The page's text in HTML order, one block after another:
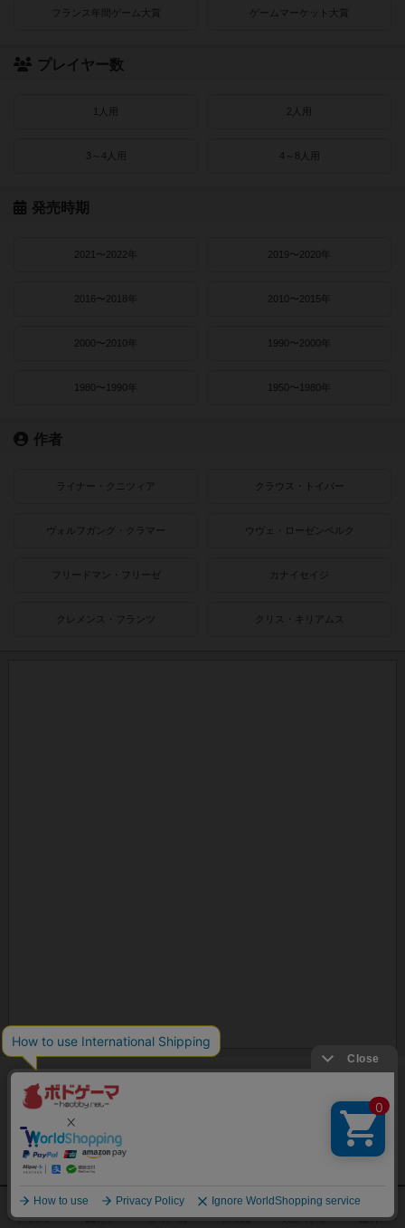
フランス年間ゲーム大賞 ゲームマーケット大賞
プレイヤー数
1人用 2人用
3～4人用 4～8人用
発売時期
2021〜2022年 2019〜2020年
2016〜2018年 2010〜2015年
2000〜2010年 1990〜2000年
1980〜1990年 1950〜1980年
作者
ライナー・クニツィア クラウス・トイバー
ヴォルフガング・クラマー ウヴェ・ローゼンベルク
フリードマン・フリーゼ カナイセイジ
クレメンス・フランツ クリス・キリアムス
ボドゲーマのアプリ版はこちら
アクセス数 急上昇中